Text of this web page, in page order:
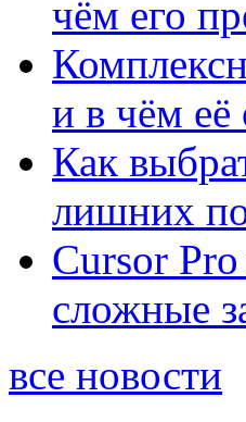
чём его
и в чём её
Как
лишних
Cursor Pro
сложные
все новости